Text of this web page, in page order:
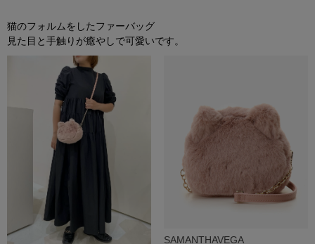
猫のフォルムをしたファーバッグ
見た目と手触りが癒やしで可愛いです。
SAMANTHAVEGA